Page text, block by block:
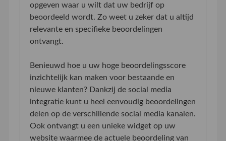
opgeven waar u wilt dat uw bedrijf op
beoordeeld wordt. Zo weet u zeker dat u altijd
relevante en specifieke beoordelingen
ontvangt.
Benieuwd hoe u uw hoge beoordelingsscore
inzichtelijk kan maken voor bestaande en
nieuwe klanten? Dankzij de social media
integratie kunt u heel eenvoudig beoordelingen
delen op de verschillende social media kanalen.
Ook ontvangt u een unieke widget op uw
website waarmee de actuele beoordeling van